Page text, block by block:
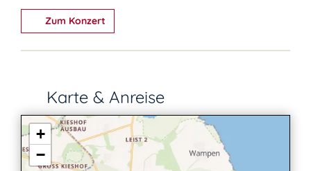
Zum Konzert
Karte & Anreise
+
−